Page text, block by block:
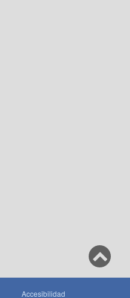
Accesibilidad